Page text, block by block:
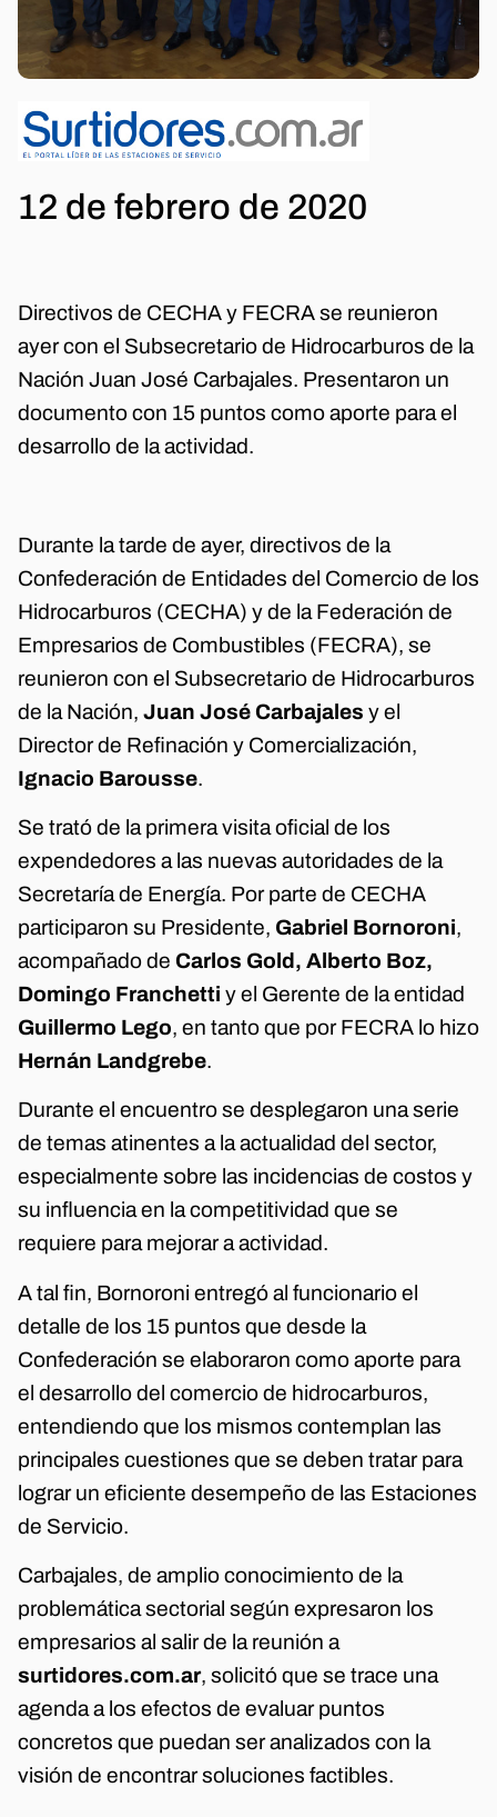
12 de febrero de 2020
Directivos de CECHA y FECRA se reunieron
ayer con el Subsecretario de Hidrocarburos de la
Nación Juan José Carbajales. Presentaron un
documento con 15 puntos como aporte para el
desarrollo de la actividad.
Durante la tarde de ayer, directivos de la
Confederación de Entidades del Comercio de los
Hidrocarburos (CECHA) y de la Federación de
Empresarios de Combustibles (FECRA), se
reunieron con el Subsecretario de Hidrocarburos
de la Nación, Juan José Carbajales y el
Director de Refinación y Comercialización,
Ignacio Barousse.
Se trató de la primera visita oficial de los
expendedores a las nuevas autoridades de la
Secretaría de Energía. Por parte de CECHA
participaron su Presidente, Gabriel Bornoroni,
acompañado de Carlos Gold, Alberto Boz,
Domingo Franchetti y el Gerente de la entidad
Guillermo Lego, en tanto que por FECRA lo hizo
Hernán Landgrebe.
Durante el encuentro se desplegaron una serie
de temas atinentes a la actualidad del sector,
especialmente sobre las incidencias de costos y
su influencia en la competitividad que se
requiere para mejorar a actividad.
A tal fin, Bornoroni entregó al funcionario el
detalle de los 15 puntos que desde la
Confederación se elaboraron como aporte para
el desarrollo del comercio de hidrocarburos,
entendiendo que los mismos contemplan las
principales cuestiones que se deben tratar para
lograr un eficiente desempeño de las Estaciones
de Servicio.
Carbajales, de amplio conocimiento de la
problemática sectorial según expresaron los
empresarios al salir de la reunión a
surtidores.com.ar, solicitó que se trace una
agenda a los efectos de evaluar puntos
concretos que puedan ser analizados con la
visión de encontrar soluciones factibles.